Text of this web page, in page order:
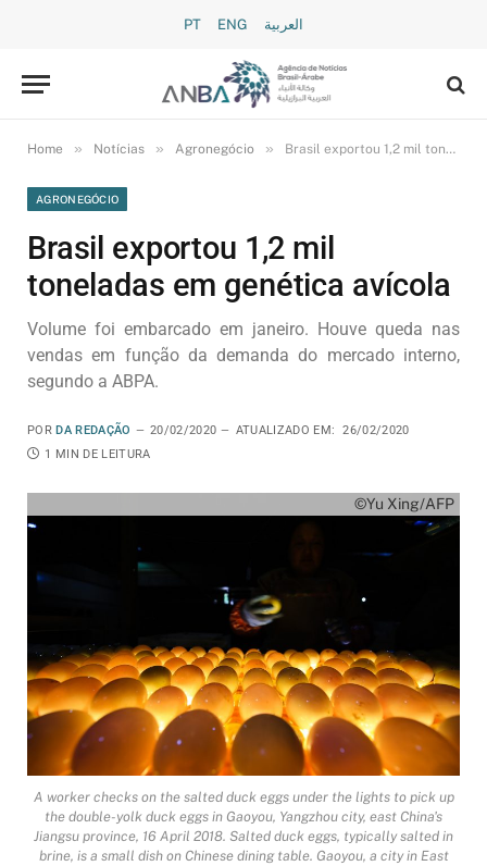
PT ENG العربية
Home » Notícias » Agronegócio » Brasil exportou 1,2 mil toneladas em genética avícola
AGRONEGÓCIO
Brasil exportou 1,2 mil
toneladas em genética avícola
Volume foi embarcado em janeiro. Houve queda nas
vendas em função da demanda do mercado interno,
segundo a ABPA.
POR DA REDAÇÃO 20/02/2020 ATUALIZADO EM:
26/02/2020
1 MIN DE LEITURA
©Yu Xing/AFP
A worker checks on the salted duck eggs under the lights to pick up
the double-yolk duck eggs in Gaoyou, Yangzhou city, east China's
Jiangsu province, 16 April 2018. Salted duck eggs, typically salted in
brine, is a small dish on Chinese dining table. Gaoyou, a city in East